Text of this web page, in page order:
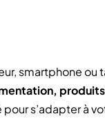
smartphone
s’adapter à